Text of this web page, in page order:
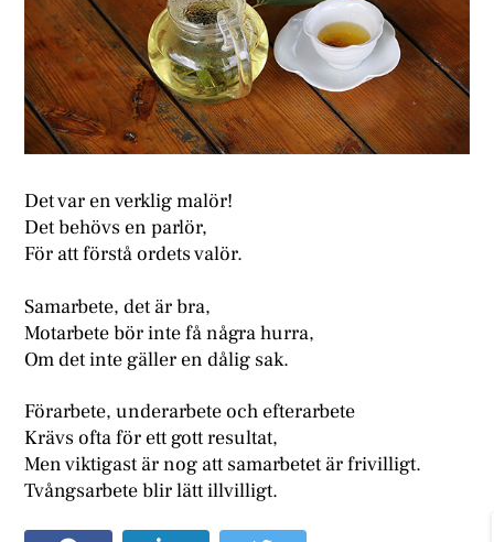
Det var en verklig malör!
Det behövs en parlör,
För att förstå ordets valör.
Samarbete, det är bra,
Motarbete bör inte få några hurra,
Om det inte gäller en dålig sak.
Förarbete, underarbete och efterarbete
Krävs ofta för ett gott resultat,
Men viktigast är nog att samarbetet är frivilligt.
Tvångsarbete blir lätt illvilligt.